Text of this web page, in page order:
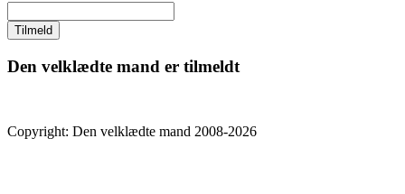
Den velklædte mand er tilmeldt
Copyright: Den velklædte mand 2008-2026